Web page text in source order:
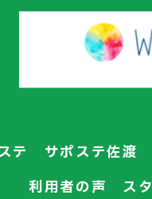
テ サポステ佐渡
利用者の声
ス